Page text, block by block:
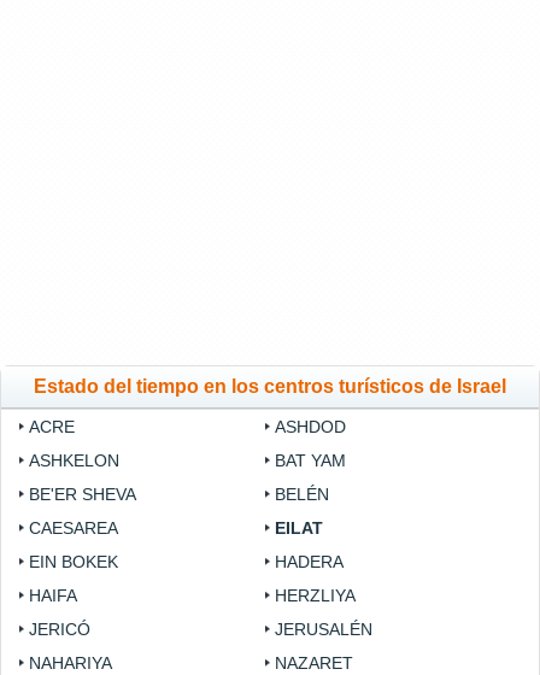
Estado del tiempo en los centros turísticos de Israel
ACRE
ASHDOD
ASHKELON
BAT YAM
BE'ER SHEVA
BELÉN
CAESAREA
EILAT
EIN BOKEK
HADERA
HAIFA
HERZLIYA
JERICÓ
JERUSALÉN
NAHARIYA
NAZARET